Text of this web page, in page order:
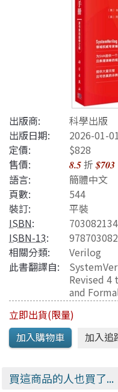
出版商:
科學出版
出版日期:
2026-01-01
定價:
$828
售價:
8.5折$703
語言:
簡體中文
頁數:
544
裝訂:
平裝
ISBN:
ISBN-13:
相關分類:
Verilog
此書翻譯自:
Revised
and
立即出貨(限量)
買這商品的人也買了...